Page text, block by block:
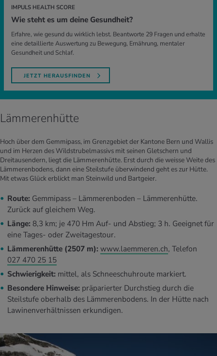
IMPULS HEALTH SCORE
Wie steht es um deine Gesundheit?
Erfahre, wie gesund du wirklich lebst. Beantworte 29 Fragen und erhalte
eine detaillierte Auswertung zu Bewegung, Ernährung, mentaler
Gesundheit und Schlaf.
JETZT HERAUSFINDEN
Lämmerenhütte
Hoch über dem Gemmipass, im Grenzgebiet der Kantone Bern und Wallis
und im Herzen des Wildstrubelmassivs mit seinen Gletschern und
Dreitausendern, liegt die Lämmerenhütte. Erst durch die weisse Weite des
Lämmerenbodens, dann eine Steilstufe überwindend geht es zur Hütte.
Mit etwas Glück erblickt man Steinwild und Bartgeier.
Route: Gemmipass – Lämmerenboden – Lämmerenhütte.
Zurück auf gleichem Weg.
Länge: 8,3 km; je 470 Hm Auf- und Abstieg; 3 h. Geeignet für
eine Tages- oder Zweitagestour.
Lämmerenhütte (2507 m): www.laemmeren.ch, Telefon
027 470 25 15
Schwierigkeit: mittel, als Schneeschuhroute markiert.
Besondere Hinweise: präparierter Durchstieg durch die
Steilstufe oberhalb des Lämmerenbodens. In der Hütte nach
Lawinenverhältnissen erkundigen.